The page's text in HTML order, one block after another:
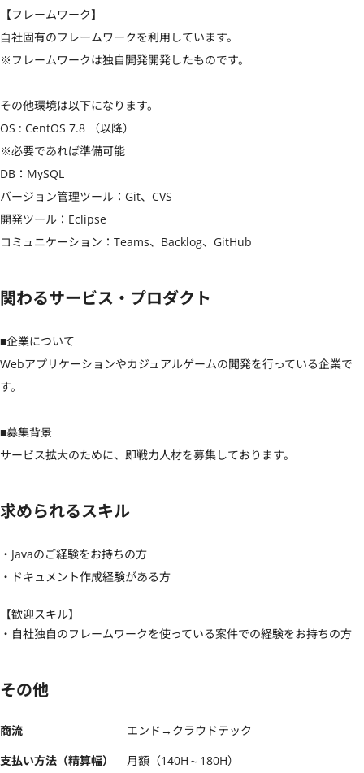
【フレームワーク】
⾃社固有のフレームワークを利用しています。
※フレームワークは独自開発開発したものです。
その他環境は以下になります。
OS : CentOS 7.8 （以降）
※必要であれば準備可能
DB：MySQL
バージョン管理ツール：Git、CVS
開発ツール：Eclipse
コミュニケーション：Teams、Backlog、GitHub
関わるサービス・プロダクト
■企業について
Webアプリケーションやカジュアルゲームの開発を行っている企業で
す。
■募集背景
サービス拡大のために、即戦力人材を募集しております。
求められるスキル
・Javaのご経験をお持ちの方
・ドキュメント作成経験がある方
【歓迎スキル】
・自社独自のフレームワークを使っている案件での経験をお持ちの方
その他
商流
エンド→クラウドテック
支払い方法（精算幅）
月額（140H～180H）